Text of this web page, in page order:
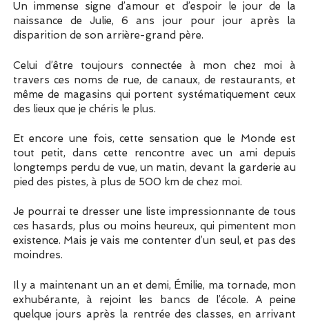
Un immense signe d’amour et d’espoir le jour de la
naissance de Julie, 6 ans jour pour jour après la
disparition de son arrière-grand père.
Celui d’être toujours connectée à mon chez moi à
travers ces noms de rue, de canaux, de restaurants, et
même de magasins qui portent systématiquement ceux
des lieux que je chéris le plus.
Et encore une fois, cette sensation que le Monde est
tout petit, dans cette rencontre avec un ami depuis
longtemps perdu de vue, un matin, devant la garderie au
pied des pistes, à plus de 500 km de chez moi.
Je pourrai te dresser une liste impressionnante de tous
ces hasards, plus ou moins heureux, qui pimentent mon
existence. Mais je vais me contenter d’un seul, et pas des
moindres.
Il y a maintenant un an et demi, Émilie, ma tornade, mon
exhubérante, à rejoint les bancs de l’école. A peine
quelque jours après la rentrée des classes, en arrivant